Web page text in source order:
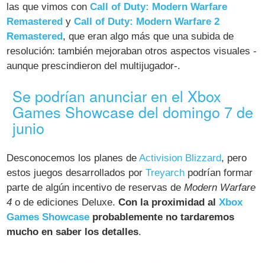
las que vimos conCall of Duty: Modern Warfare
Remastered yCall of Duty: Modern Warfare 2
Remastered, que eran algo más que una subida de
resolución: también mejoraban otros aspectos visuales -
aunque prescindieron del multijugador-.
Se podrían anunciar en el Xbox
Games Showcase del domingo 7 de
junio
Desconocemos los planes deActivision Blizzard, pero
estos juegos desarrollados porTreyarch podrían formar
parte de algún incentivo de reservas deModern Warfare
4 o de ediciones Deluxe.Con la proximidad alXbox
Games Showcase probablemente no tardaremos
mucho en saber los detalles.